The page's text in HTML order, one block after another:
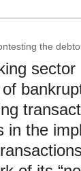
the
in the